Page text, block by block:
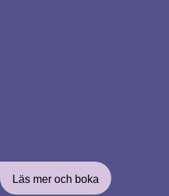
Läs mer och boka